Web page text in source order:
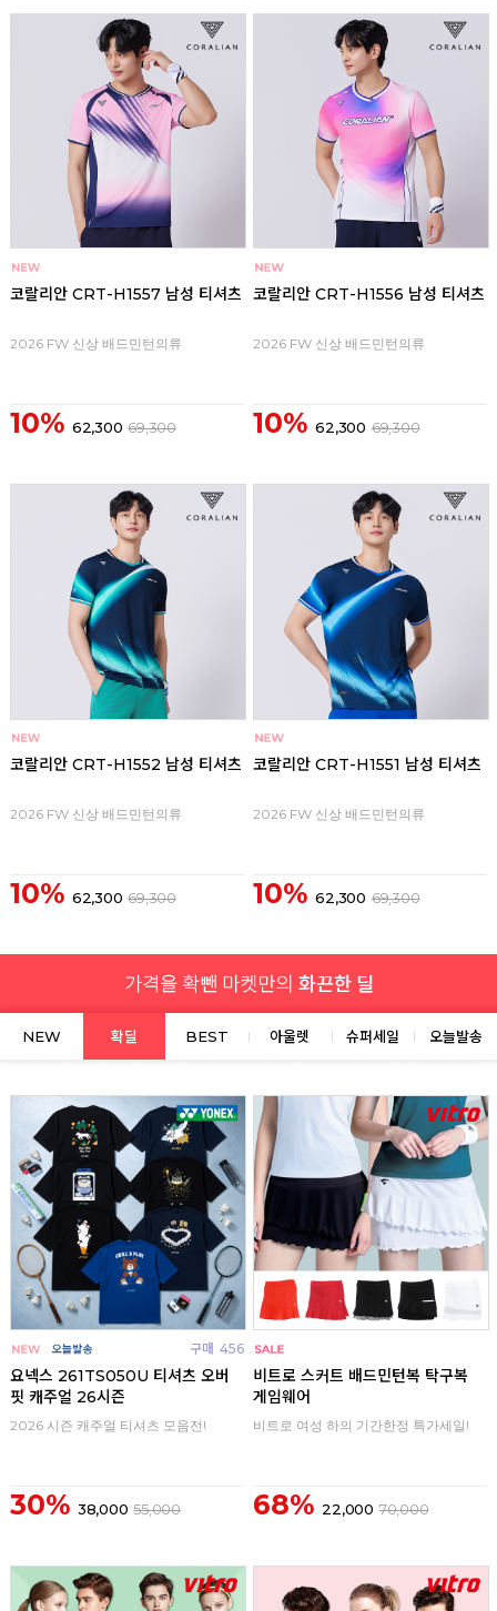
코랄리안 CRT-H1557 남성 티셔츠
2026 FW 신상 배드민턴의류
10% 62,300 69,300
코랄리안 CRT-H1556 남성 티셔츠
2026 FW 신상 배드민턴의류
10% 62,300 69,300
코랄리안 CRT-H1552 남성 티셔츠
2026 FW 신상 배드민턴의류
10% 62,300 69,300
코랄리안 CRT-H1551 남성 티셔츠
2026 FW 신상 배드민턴의류
10% 62,300 69,300
NEW 확딜 BEST 아울렛 슈퍼세일 오늘발송
구매 456
요넥스 261TS050U 티셔츠 오버
핏 캐주얼 26시즌
2026 시즌 캐주얼 티셔츠 모음전!
30% 38,000 55,000
비트로 스커트 배드민턴복 탁구복
게임웨어
비트로 여성 하의 기간한정 특가세일!
68% 22,000 70,000